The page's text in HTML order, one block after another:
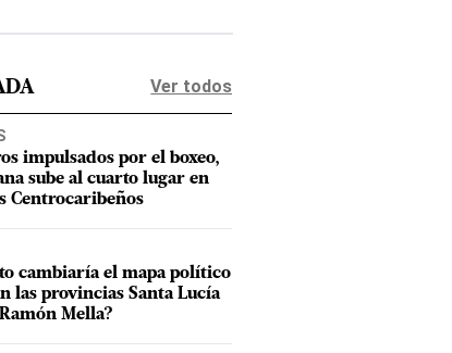
Ver todos
impulsados por el boxeo,
sube al cuarto lugar en
Centrocaribeños
cambiaría el mapa político
las provincias Santa Lucía
Mella?